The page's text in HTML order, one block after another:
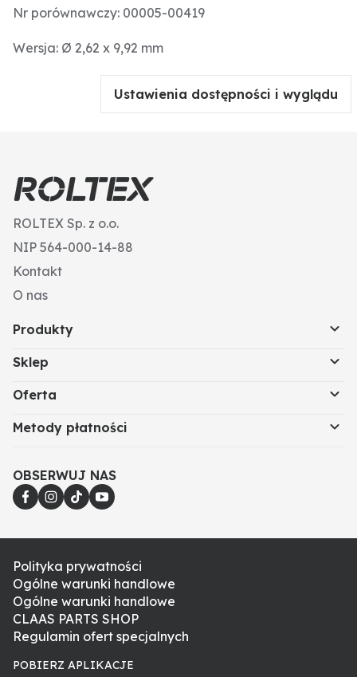
Nr porównawczy: 00005-00419
Wersja: Ø 2,62 x 9,92 mm
Ustawienia dostępności i wyglądu
ROLTEX Sp. z o.o.
NIP 564-000-14-88
Kontakt
O nas
Produkty
Sklep
Oferta
Metody płatności
OBSERWUJ NAS
Polityka prywatności
Ogólne warunki handlowe
Ogólne warunki handlowe
CLAAS PARTS SHOP
Regulamin ofert specjalnych
POBIERZ APLIKACJE